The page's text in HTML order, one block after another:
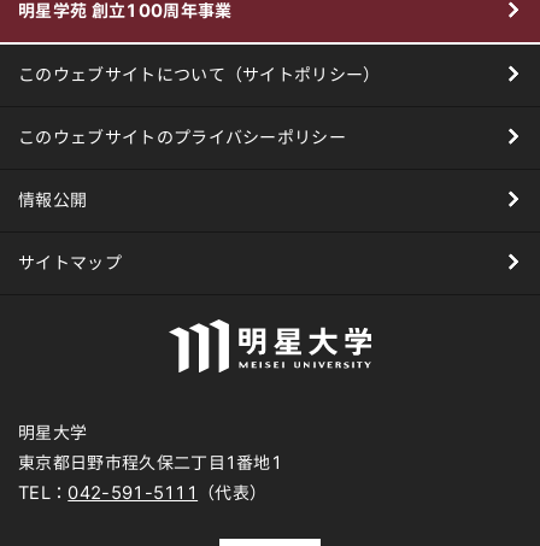
明星学苑 創立100周年事業
このウェブサイトについて（サイトポリシー）
このウェブサイトのプライバシーポリシー
情報公開
サイトマップ
明星大学
東京都日野市程久保二丁目1番地1
TEL： 042-591-5111 （代表）